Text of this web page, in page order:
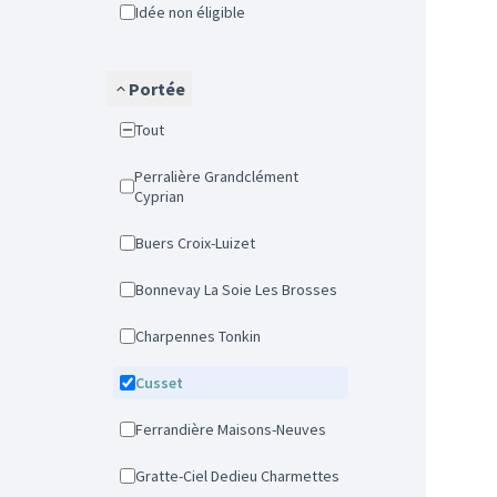
Idée non éligible
Portée
Tout
Perralière Grandclément
Cyprian
Buers Croix-Luizet
Bonnevay La Soie Les Brosses
Charpennes Tonkin
Cusset
Ferrandière Maisons-Neuves
Gratte-Ciel Dedieu Charmettes